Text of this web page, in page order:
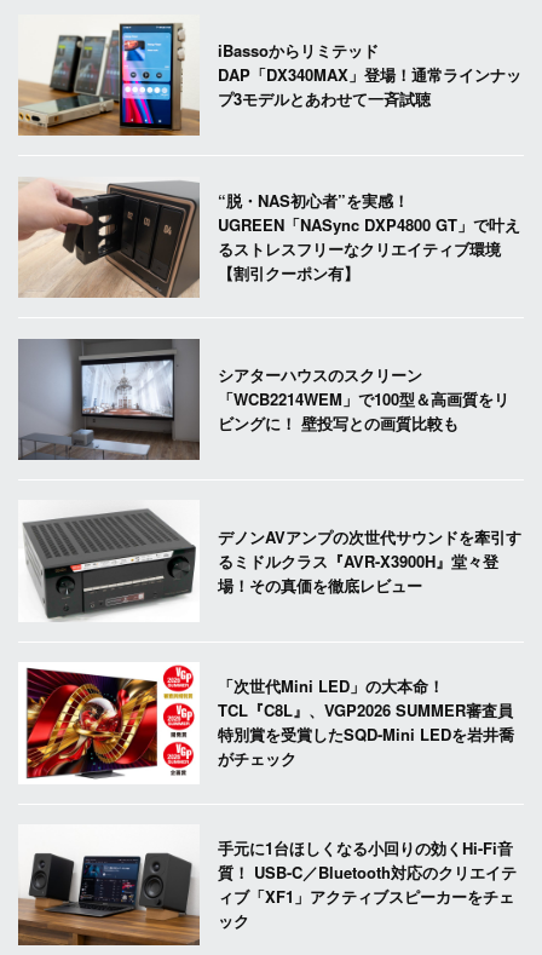
iBassoからリミテッド
DAP「DX340MAX」登場！通常ラインナッ
プ3モデルとあわせて一斉試聴
“脱・NAS初心者”を実感！
UGREEN「NASync DXP4800 GT」で叶え
るストレスフリーなクリエイティブ環境
【割引クーポン有】
シアターハウスのスクリーン
「WCB2214WEM」で100型＆高画質をリ
ビングに！ 壁投写との画質比較も
デノンAVアンプの次世代サウンドを牽引す
るミドルクラス『AVR-X3900H』堂々登
場！その真価を徹底レビュー
「次世代Mini LED」の大本命！
TCL『C8L』、VGP2026 SUMMER審査員
特別賞を受賞したSQD-Mini LEDを岩井喬
がチェック
手元に1台ほしくなる小回りの効くHi-Fi音
質！ USB-C／Bluetooth対応のクリエイテ
ィブ「XF1」アクティブスピーカーをチェ
ック